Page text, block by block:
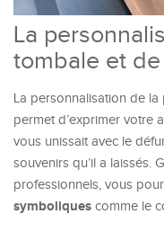
La
tombale et
La personnalisation de
permet d’exprimer votre
vous unissait avec le
souvenirs qu’il a laissés.
professionnels, vous
symboliques comme le